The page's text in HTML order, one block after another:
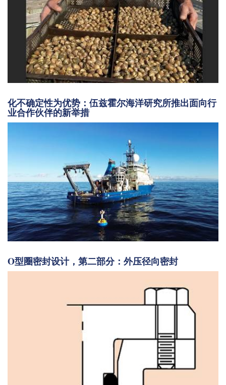
化不确定性为优势：伍兹霍尔海洋研究所推出面向行
业合作伙伴的新举措
O型圈密封设计，第二部分：外压径向密封